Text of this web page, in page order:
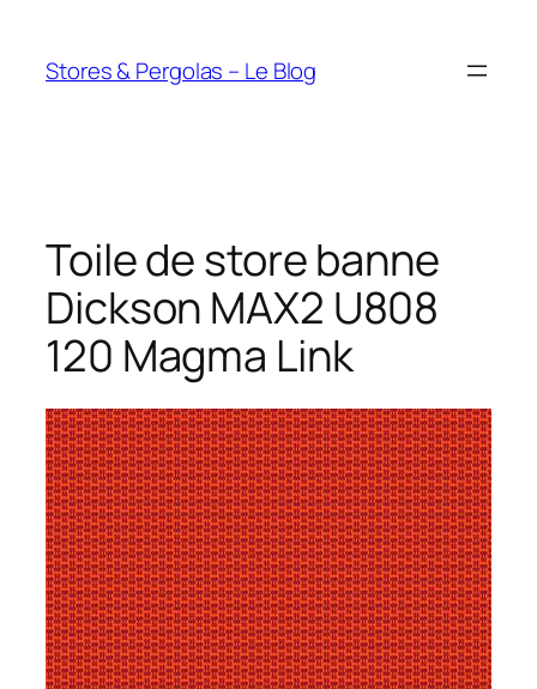
contenu
Stores & Pergolas – Le Blog
Toile de store banne
Dickson MAX2 U808
120 Magma Link